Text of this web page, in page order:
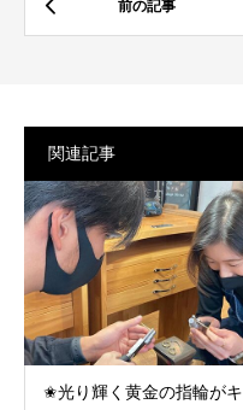
関連記事
✬光り輝く黄金の指輪がキ